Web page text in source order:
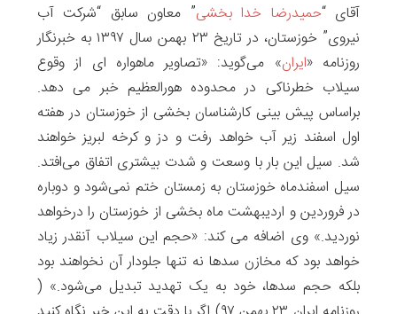
آقای “حمیدرضا خدا بخشی” معاون سابق “شرکت آب
نیروی” خوزستان، در تاریخ ۲۳ بهمن سال ۱۳۹۷ به خبرنگار
روزنامه «ایران» می‌گوید: «تصاویر ماهواره ای از وقوع
سیلاب خطرناکی در محدوده هورالعظیم خبر می دهد.
براساس پیش بینی کارشناسان بخشی از خوزستان در هفته
اول اسفند زیر آب خواهد رفت و دز و کرخه لبریز خواهند
شد. سیل این بار با وسعت و شدت بیشتری اتفاق می‌افتد.
سیل اسفندماه خوزستان به زمستان ختم نمی‌شود و دوباره
در فروردین و اردیبهشت ماه بخشی از خوزستان را درخواهد
نوردید.» وی اضافه می کند: «حجم این سیلاب آنقدر زیاد
خواهد بود که مخازن سدها نه تنها جلودار آن نخواهند بود
بلکه حجم سدها، خود به یک تهدید تبدیل می‌شود.» (